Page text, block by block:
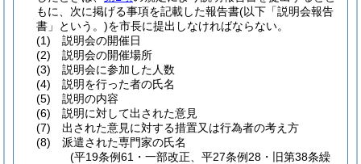
もに、次に掲げる事項を記載した報告書(以下「説明会報告
書」という。)を市長に提出しなければならない。
(1)
説明会の開催日
(2)
説明会の開催場所
(3)
説明会に参加した人数
(4)
説明を行った者の氏名
(5)
説明の内容
(6)
説明に対して出された意見
(7)
出された意見に対する措置又は行為者の考え方
(8)
派遣された専門家の氏名
(平19条例61・一部改正、平27条例28・旧第38条繰